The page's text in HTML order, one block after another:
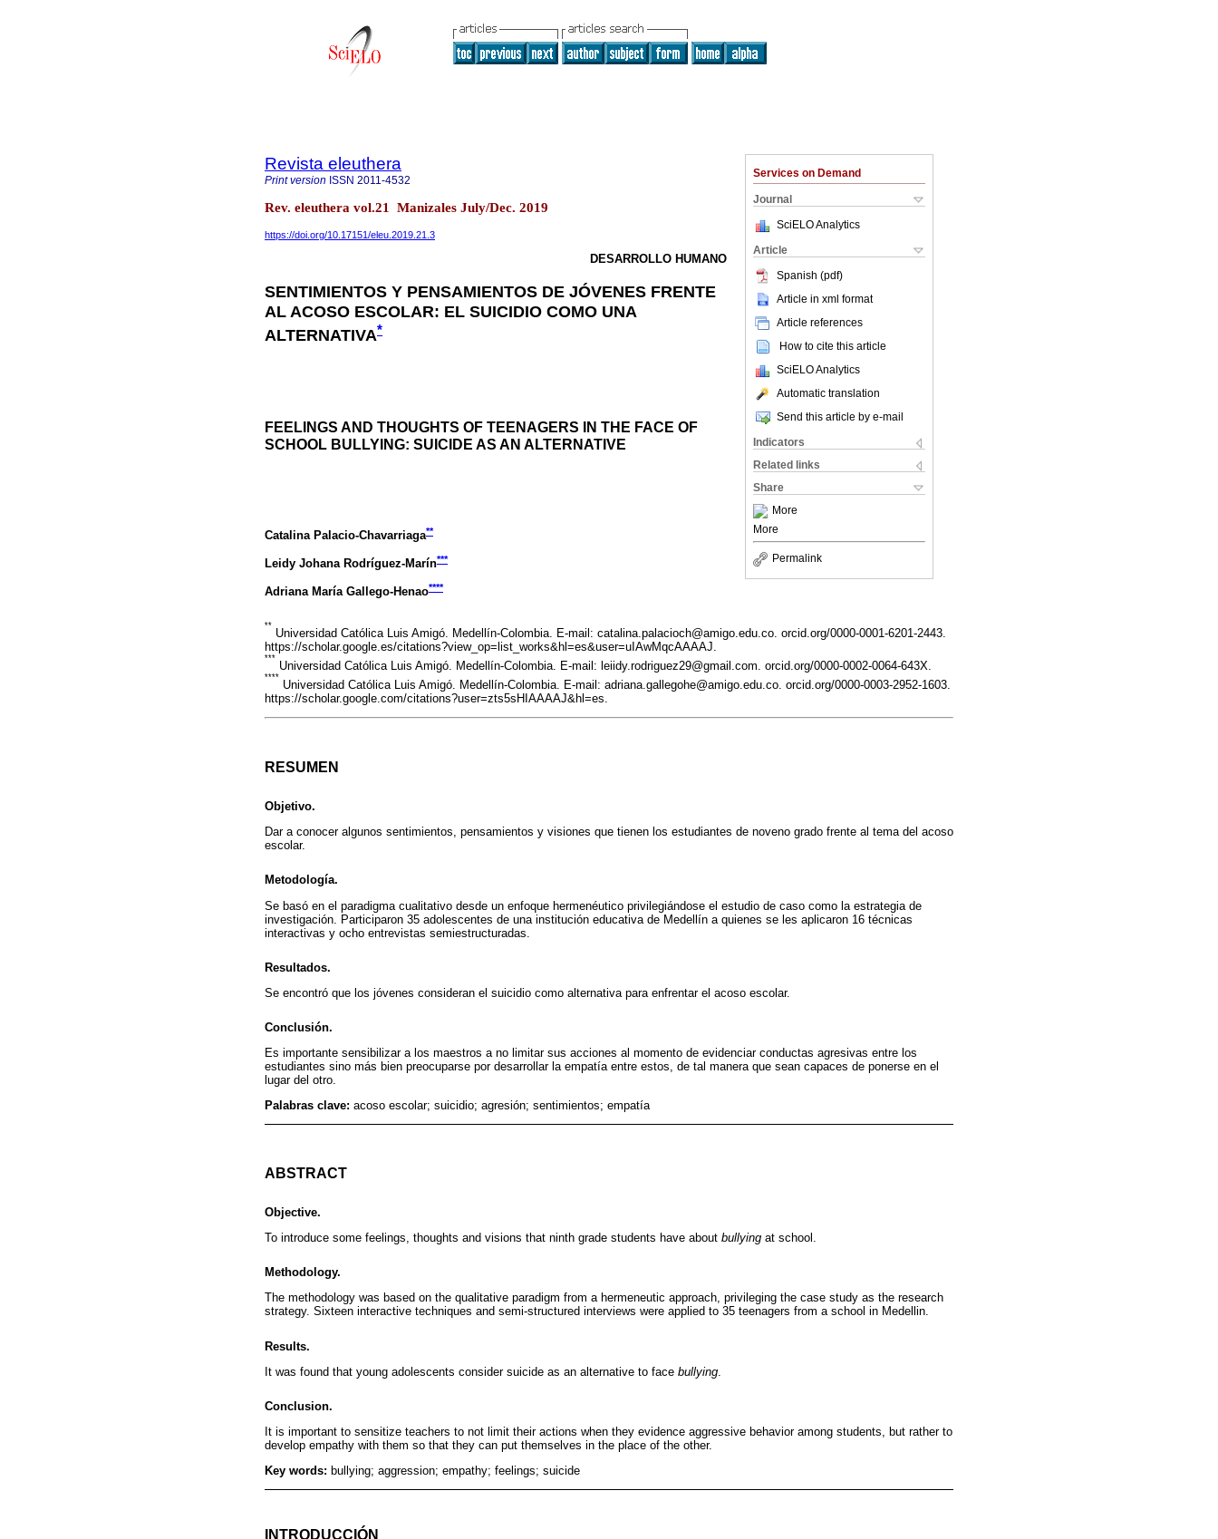
Services on Demand
Journal
SciELO Analytics
Article
Spanish (pdf)
Article in xml format
Article references
How to cite this article
SciELO Analytics
Automatic translation
Send this article by e-mail
Indicators
Related links
Share
More
More
Permalink
Revista eleuthera
Print version ISSN 2011-4532
Rev. eleuthera vol.21 Manizales July/Dec. 2019
https://doi.org/10.17151/eleu.2019.21.3
DESARROLLO HUMANO
SENTIMIENTOS Y PENSAMIENTOS DE JÓVENES FRENTE
AL ACOSO ESCOLAR: EL SUICIDIO COMO UNA
ALTERNATIVA*
FEELINGS AND THOUGHTS OF TEENAGERS IN THE FACE OF
SCHOOL BULLYING: SUICIDE AS AN ALTERNATIVE
Catalina Palacio-Chavarriaga**
Leidy Johana Rodríguez-Marín***
Adriana María Gallego-Henao****
**
Universidad Católica Luis Amigó. Medellín-Colombia. E-mail: catalina.palacioch@amigo.edu.co. orcid.org/0000-0001-6201-2443.
https://scholar.google.es/citations?view_op=list_works&hl=es&user=uIAwMqcAAAAJ.
***
Universidad Católica Luis Amigó. Medellín-Colombia. E-mail: leiidy.rodriguez29@gmail.com. orcid.org/0000-0002-0064-643X.
****
Universidad Católica Luis Amigó. Medellín-Colombia. E-mail: adriana.gallegohe@amigo.edu.co. orcid.org/0000-0003-2952-1603.
https://scholar.google.com/citations?user=zts5sHIAAAAJ&hl=es.
RESUMEN
Objetivo.
Dar a conocer algunos sentimientos, pensamientos y visiones que tienen los estudiantes de noveno grado frente al tema del acoso
escolar.
Metodología.
Se basó en el paradigma cualitativo desde un enfoque hermenéutico privilegiándose el estudio de caso como la estrategia de
investigación. Participaron 35 adolescentes de una institución educativa de Medellín a quienes se les aplicaron 16 técnicas
interactivas y ocho entrevistas semiestructuradas.
Resultados.
Se encontró que los jóvenes consideran el suicidio como alternativa para enfrentar el acoso escolar.
Conclusión.
Es importante sensibilizar a los maestros a no limitar sus acciones al momento de evidenciar conductas agresivas entre los
estudiantes sino más bien preocuparse por desarrollar la empatía entre estos, de tal manera que sean capaces de ponerse en el
lugar del otro.
Palabras clave: acoso escolar; suicidio; agresión; sentimientos; empatía
ABSTRACT
Objective.
To introduce some feelings, thoughts and visions that ninth grade students have about bullying at school.
Methodology.
The methodology was based on the qualitative paradigm from a hermeneutic approach, privileging the case study as the research
strategy. Sixteen interactive techniques and semi-structured interviews were applied to 35 teenagers from a school in Medellin.
Results.
It was found that young adolescents consider suicide as an alternative to face bullying
Conclusion.
It is important to sensitize teachers to not limit their actions when they evidence aggressive behavior among students, but rather to
develop empathy with them so that they can put themselves in the place of the other.
Key words: bullying; aggression; empathy; feelings; suicide
INTRODUCCIÓN